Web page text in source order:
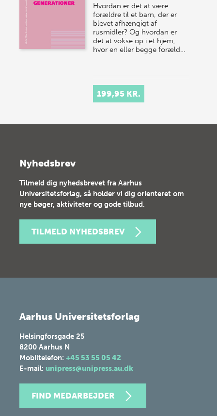
Hvordan er det at være
forældre til et barn, der er
blevet afhængigt af
rusmidler? Og hvordan er
det at vokse op i et hjem,
hvor en eller begge foræld…
199,95 KR.
Nyhedsbrev
Tilmeld dig nyhedsbrevet fra Aarhus
Universitetsforlag, så holder vi dig orienteret om
nye bøger, aktiviteter og gode tilbud.
TILMELD NYHEDSBREV
Aarhus Universitetsforlag
Helsingforsgade 25
8200 Aarhus N
Mobiltelefon: +45 53 55 05 42
E-mail: unipress@unipress.au.dk
FIND MEDARBEJDER